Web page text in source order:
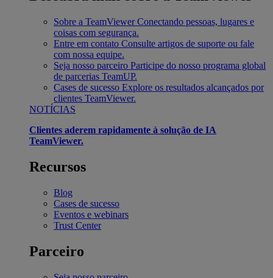
Sobre a TeamViewer Conectando pessoas, lugares e
coisas com segurança.
Entre em contato Consulte artigos de suporte ou fale
com nossa equipe.
Seja nosso parceiro Participe do nosso programa global
de parcerias TeamUP.
Cases de sucesso Explore os resultados alcançados por
clientes TeamViewer.
NOTÍCIAS
Clientes aderem rapidamente à solução de IA
TeamViewer.
Recursos
Blog
Cases de sucesso
Eventos e webinars
Trust Center
Parceiro